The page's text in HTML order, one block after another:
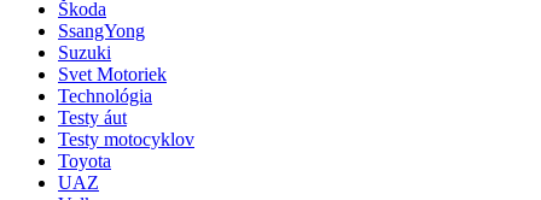
Škoda
SsangYong
Suzuki
Svet Motoriek
Technológia
Testy áut
Testy motocyklov
Toyota
UAZ